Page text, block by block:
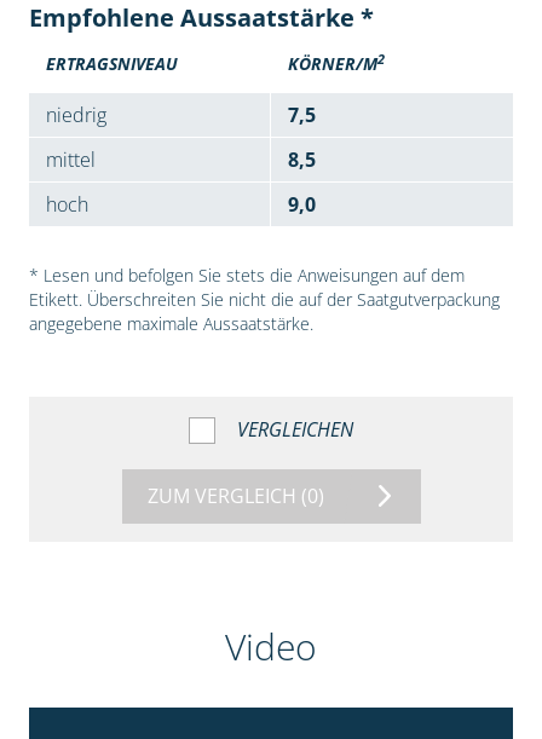
Empfohlene Aussaatstärke *
ERTRAGSNIVEAU KÖRNER/M2
niedrig
7,5
mittel
8,5
hoch
9,0
* Lesen und befolgen Sie stets die Anweisungen auf dem
Etikett. Überschreiten Sie nicht die auf der Saatgutverpackung
angegebene maximale Aussaatstärke.
VERGLEICHEN
ZUM VERGLEICH (0)
Video